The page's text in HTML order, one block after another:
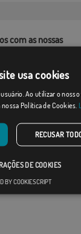
com as nossas
mostrado na
uma variação de
usa cookies
Ao utilizar o
Política de Cookies.
RECUSAR
DE COOKIES
BY COOKIESCRIPT